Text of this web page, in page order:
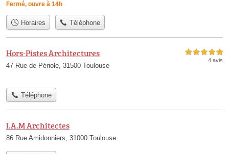
Fermé, ouvre à 14h
Horaires Téléphone
Hors-Pistes Architectures
47 Rue de Périole, 31500 Toulouse
5,0 étoiles sur 5
4 avis
Téléphone
I.A.M Architectes
86 Rue Amidonniers, 31000 Toulouse